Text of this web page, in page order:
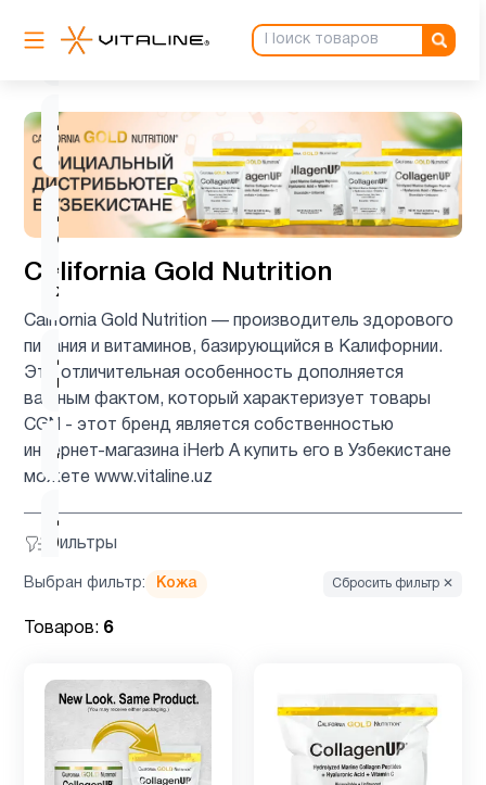
California Gold Nutrition
California Gold Nutrition — производитель здорового
питания и витаминов, базирующийся в Калифорнии.
Эта отличительная особенность дополняется
важным фактом, который характеризует товары
CGN - этот бренд является собственностью
интернет-магазина iHerb А купить его в Узбекистане
можете www.vitaline.uz
Фильтры
Гинкго
Билоба
1
Детская
омега 3
1
Детская
омега 3
, Рыбий
жир
Детские
2
Детям 9
Для
беременных
младенцев
Для
похудения
3
Выбран фильтр: Кожа Сбросить фильтр ✕
Товаров: 6